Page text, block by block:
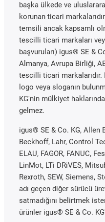
başka ülkede ve
korunan ticari
temsili ancak kapsamlı
tescilli ticari markaları
başvuruları) igus® SE &
Almanya, Avrupa Birliği,
tescilli ticari
logo veya sloganın
KG'nin mülkiyet
gelmez.
igus® SE & Co. KG, Allen
Beckhoff, Lahr, Control
ELAU, FAGOR, FANUC,
LinMot, LTi DRiVES,
Rexroth, SEW, Siemens,
adı geçen diğer sürücü
satmadığını belirtmek
ürünler igus® SE & Co.